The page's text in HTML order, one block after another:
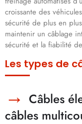
croissante des
sécurité de plus en
maintenir un câblage
sécurité et la fiabilité
Les types de
Câbles
câbles